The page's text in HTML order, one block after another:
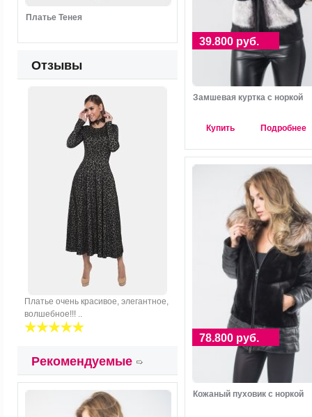
39.800 руб.
Замшевая куртка с норкой
Купить Подробнее
78.800 руб.
Кожаный пуховик с норкой
Платье Тенея
Отзывы
Платье очень красивое, элегантное,
волшебное!!! ..
Рекомендуемые